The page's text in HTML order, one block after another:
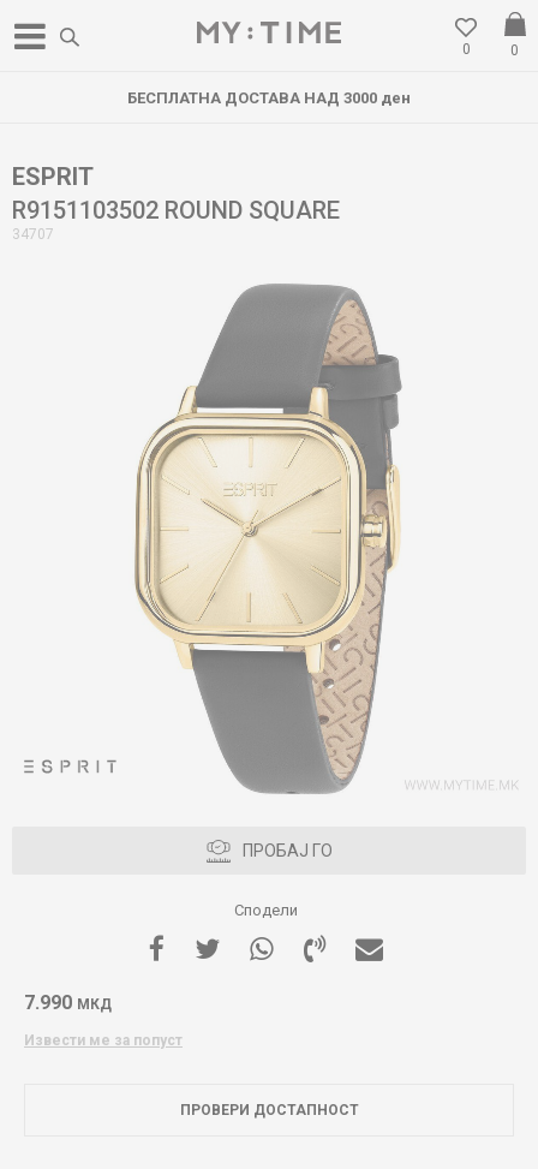
0
0
БЕСПЛАТНА ДОСТАВА НАД 3000 ден
ESPRIT
R9151103502 ROUND SQUARE
34707
ПРОБАЈ ГО
Сподели
7.990 МКД
Извести ме за попуст
ПРОВЕРИ ДОСТАПНОСТ